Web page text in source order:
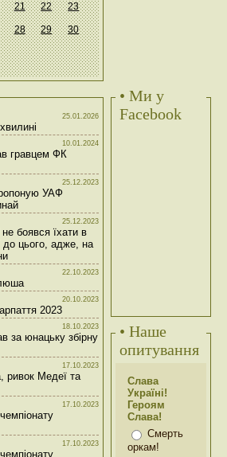
21 22 23
28 29 30
25.01.2026
10.01.2024
гравцем ФК
25.12.2023
УАФ
25.12.2023
боявся їхати в
до цього, адже, на
22.10.2023
20.10.2023
2023
18.10.2023
за юнацьку збірну
17.10.2023
ривок Медеї та
17.10.2023
17.10.2023
• Ми у
Facebook
• Наше
опитування
Слава
Україні!
Героям
Слава!
Смерть
оркам!